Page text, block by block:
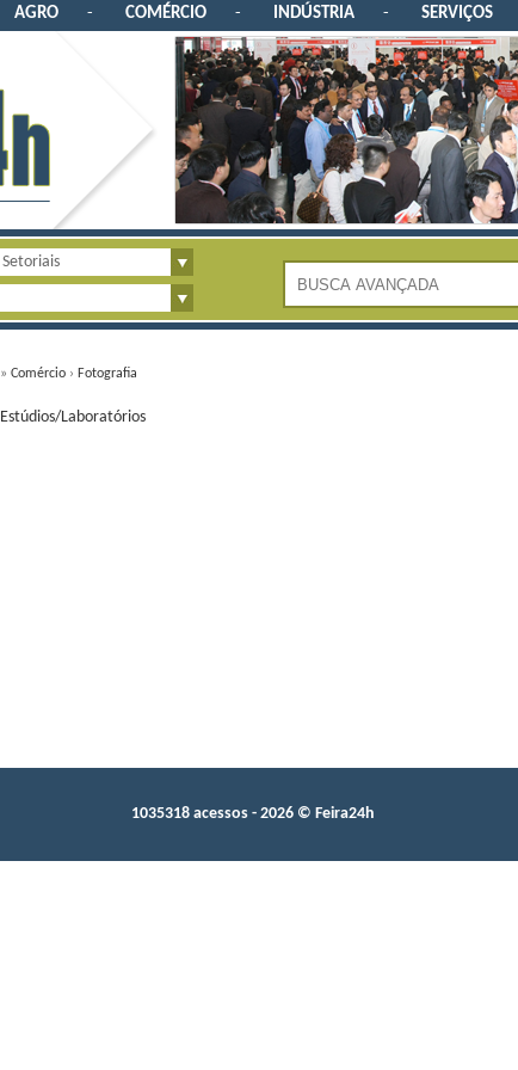
AGRO- COMÉRCIO- INDÚSTRIA- SERVIÇOS
» Comércio › Fotografia
Estúdios/Laboratórios
1035318 acessos - 2026 © Feira24h